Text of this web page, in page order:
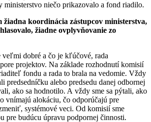
ministerstvo niečo prikazovalo a fond riadilo.
žiadna koordinácia zástupcov ministerstva,
žiadne ovplyvňovanie zo
veľmi dobré a čo je kľúčové, rada
projektov. Na základe rozhodnutí komisií
fondu a rada to brala na vedomie. Vždy
predsedníčku alebo predsedu danej odbornej
ako sa hodnotilo. A vždy sme sa pýtali, ako
vnímajú alokáciu, čo odporúčajú pre
systémové veci. Od komisií sme
pre budúcu úpravu podpornej činnosti.